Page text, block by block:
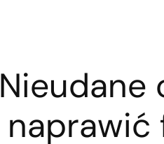
Nieudane
naprawić